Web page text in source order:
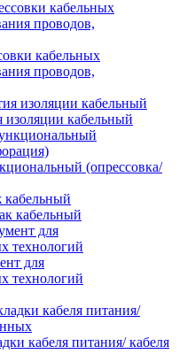
кабельных
проводов,
изоляции кабельный
(опрессовка/
кабельный
для
технологий
кабеля питания/ кабеля